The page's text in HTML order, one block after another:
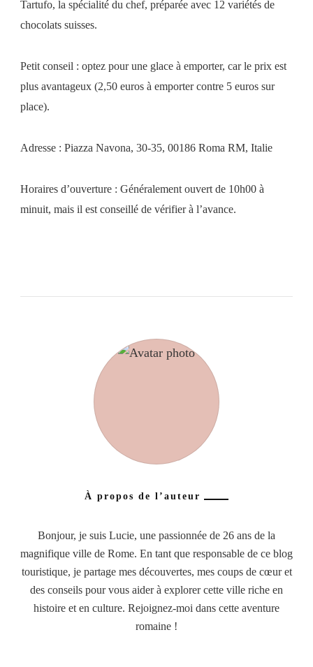
Tartufo, la spécialité du chef, préparée avec 12 variétés de
chocolats suisses.
Petit conseil : optez pour une glace à emporter, car le prix est
plus avantageux (2,50 euros à emporter contre 5 euros sur
place).
Adresse : Piazza Navona, 30-35, 00186 Roma RM, Italie
Horaires d’ouverture : Généralement ouvert de 10h00 à
minuit, mais il est conseillé de vérifier à l’avance.
À propos de l’auteur
Bonjour, je suis Lucie, une passionnée de 26 ans de la
magnifique ville de Rome. En tant que responsable de ce blog
touristique, je partage mes découvertes, mes coups de cœur et
des conseils pour vous aider à explorer cette ville riche en
histoire et en culture. Rejoignez-moi dans cette aventure
romaine !